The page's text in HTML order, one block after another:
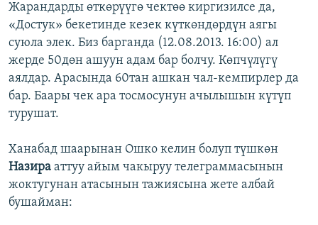
Жарандарды өткөрүүгө чектөө киргизилсе да,
«Достук» бекетинде кезек күткөндөрдүн аягы
суюла элек. Биз барганда (12.08.2013. 16:00) ал
жерде 50дөн ашуун адам бар болчу. Көпчүлүгү
аялдар. Арасында 60тан ашкан чал-кемпирлер да
бар. Баары чек ара тосмосунун ачылышын күтүп
турушат.
Ханабад шаарынан Ошко келин болуп түшкөн
Назира аттуу айым чакыруу телеграммасынын
жоктугунан атасынын тажиясына жете албай
бушайман: